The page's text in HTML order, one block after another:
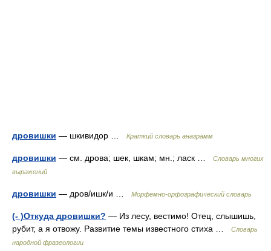
дровишки — шкивидор … Краткий словарь анаграмм
дровишки — см. дрова; шек, шкам; мн.; ласк …
Словарь многих
выражений
дровишки — дров/ишк/и … Морфемно-орфографический словарь
(- )Откуда дровишки? — Из лесу, вестимо! Отец, слышишь,
рубит, а я отвожу. Развитие темы известного стиха …
Словарь
народной фразеологии